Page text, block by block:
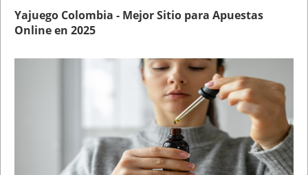
Yajuego Colombia - Mejor Sitio para Apuestas
Online en 2025